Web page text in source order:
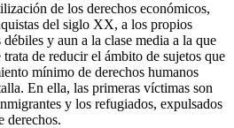
de los derechos económicos,
del siglo XX, a los propios
débiles y aun a la clase media a la que
de reducir el ámbito de sujetos que
mínimo de derechos humanos
En ella, las primeras víctimas son
y los refugiados, expulsados
derechos.